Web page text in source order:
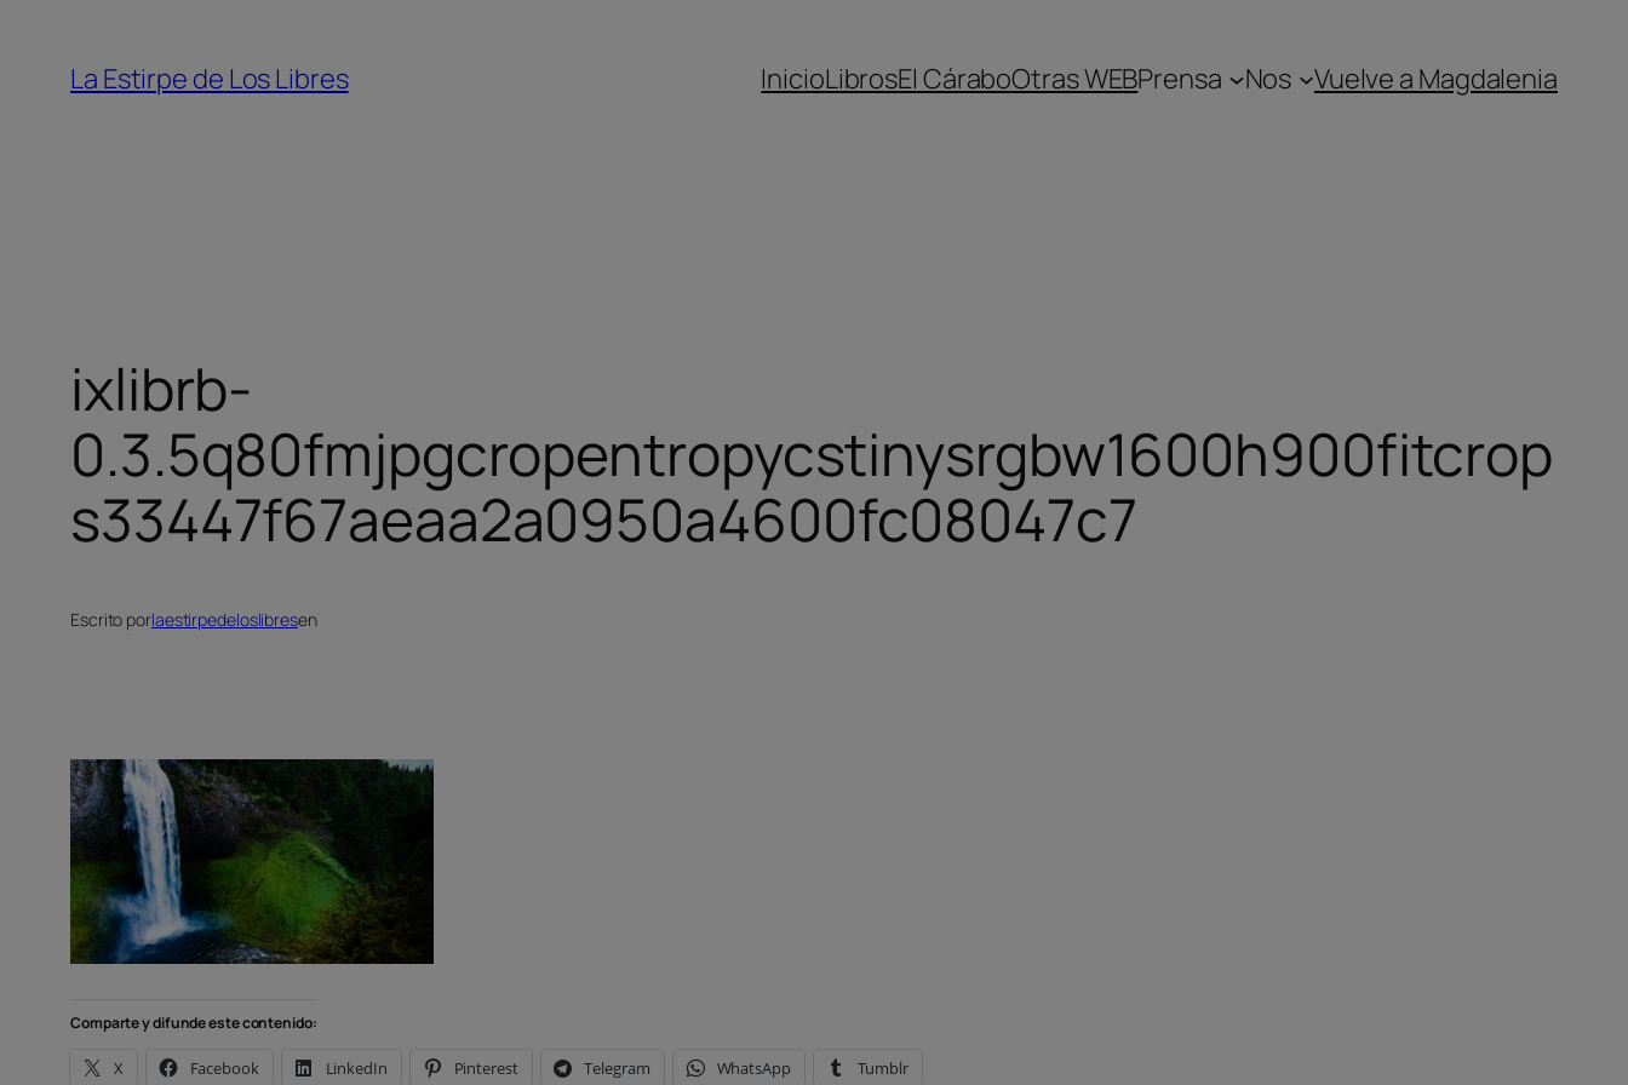
contenido
La Estirpe de Los Libres InicioLibrosEl CáraboOtras WEBPrensa Nos Vuelve a Magdalenia
ixlibrb-
0.3.5q80fmjpgcropentropycstinysrgbw1600h900fitcrop
s33447f67aeaa2a0950a4600fc08047c7
Escrito porlaestirpedeloslibresen
Comparte y difunde este contenido:
X Facebook LinkedIn Pinterest Telegram WhatsApp Tumblr